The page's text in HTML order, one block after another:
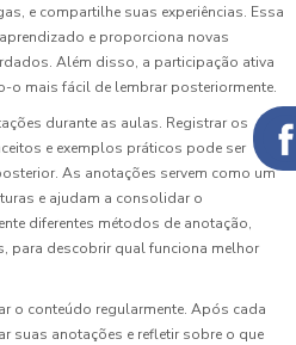
e compartilhe suas experiências. Essa
e proporciona novas
Além disso, a participação ativa
o mais fácil de lembrar posteriormente.
durante as aulas. Registrar os
e exemplos práticos pode ser
As anotações servem como um
e ajudam a consolidar o
diferentes métodos de anotação,
para descobrir qual funciona melhor
o conteúdo regularmente. Após cada
suas anotações e refletir sobre o que